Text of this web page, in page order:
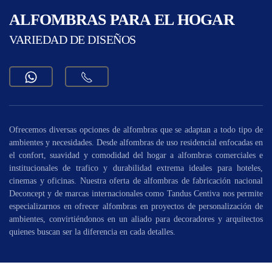
ALFOMBRAS PARA EL HOGAR
VARIEDAD DE DISEÑOS
Ofrecemos diversas opciones de alfombras que se adaptan a todo tipo de
ambientes y necesidades. Desde alfombras de uso residencial enfocadas en
el confort, suavidad y comodidad del hogar a alfombras comerciales e
institucionales de trafico y durabilidad extrema ideales para hoteles,
cinemas y oficinas. Nuestra oferta de alfombras de fabricación nacional
Deconcept y de marcas internacionales como Tandus Centiva nos permite
especializarnos en ofrecer alfombras en proyectos de personalización de
ambientes, convirtiéndonos en un aliado para decoradores y arquitectos
quienes buscan ser la diferencia en cada detalles.